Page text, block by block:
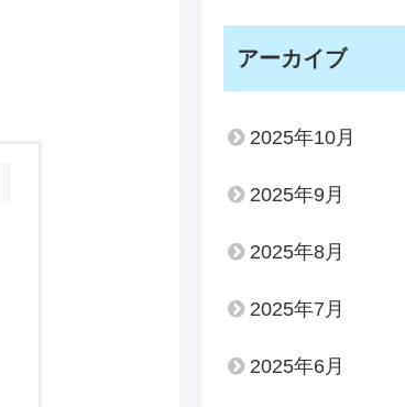
アーカイブ
2025年10月
2025年9月
2025年8月
2025年7月
2025年6月